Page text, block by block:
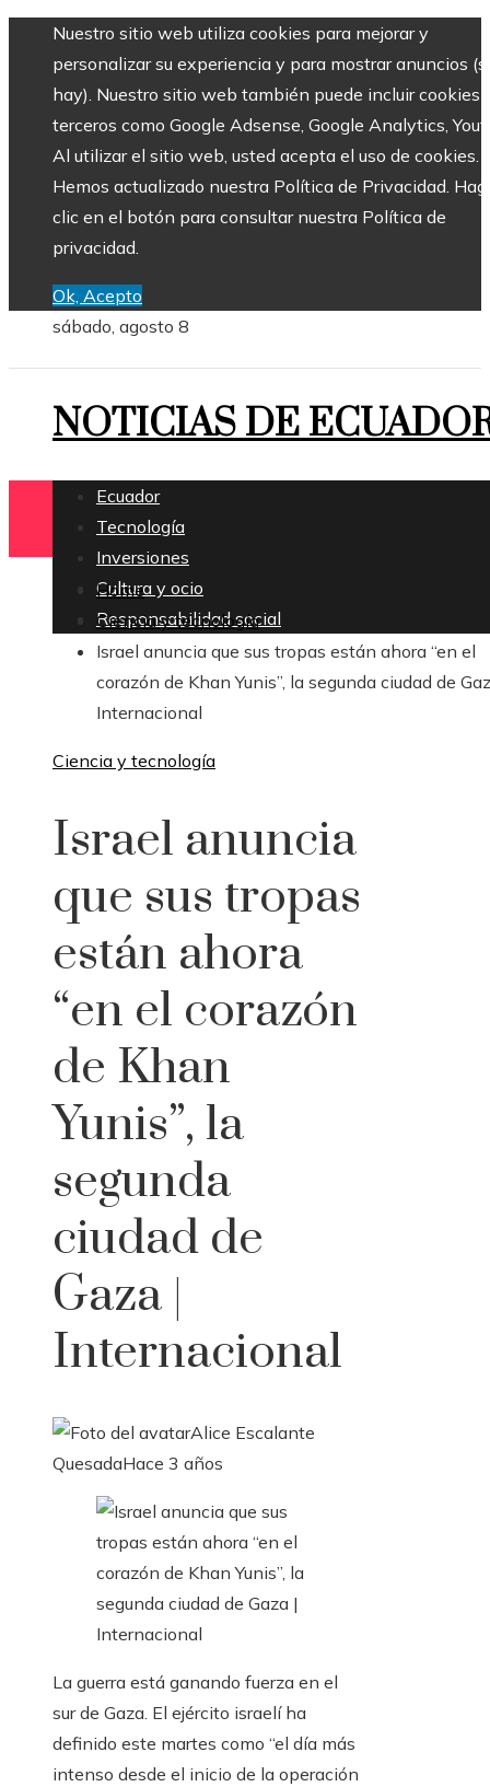
Nuestro sitio web utiliza cookies para mejorar y
personalizar su experiencia y para mostrar anuncios
hay). Nuestro sitio web también puede incluir cookies
terceros como Google Adsense, Google Analytics,
Al utilizar el sitio web, usted acepta el uso de cookies.
Hemos actualizado nuestra Política de Privacidad.
clic en el botón para consultar nuestra Política de
privacidad.
Ok, Acepto
sábado, agosto 8
NOTICIAS DE
Ecuador
Tecnología
Inversiones
Cultura y ocio
Responsabilidad social
Home
Ciencia y tecnología
Israel anuncia que sus tropas están ahora “en el
corazón de Khan Yunis”, la segunda ciudad de
Internacional
Ciencia y tecnología
Israel anuncia
que sus tropas
están ahora
“en el corazón
de Khan
Yunis”, la
segunda
ciudad de
Gaza |
Internacional
Alice Escalante
QuesadaHace 3 años
La guerra está ganando fuerza en el
sur de Gaza. El ejército israelí ha
definido este martes como “el día más
intenso desde el inicio de la operación